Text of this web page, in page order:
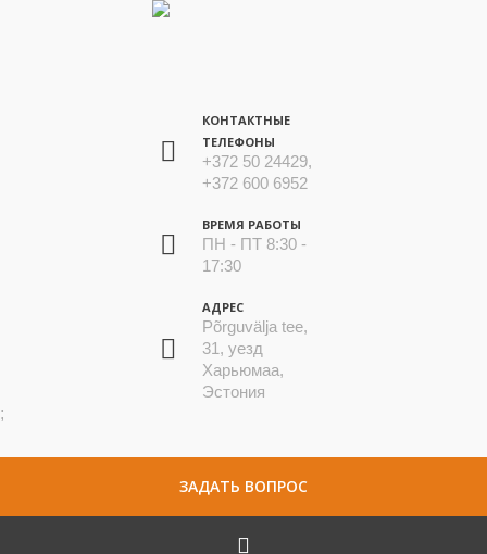
КОНТАКТНЫЕ
ТЕЛЕФОНЫ
+372 50 24429,
+372 600 6952
ВРЕМЯ РАБОТЫ
ПН - ПТ 8:30 -
17:30
АДРЕС
Põrguvälja tee,
31, уезд
Харьюмаа,
Эстония
;
ЗАДАТЬ ВОПРОС